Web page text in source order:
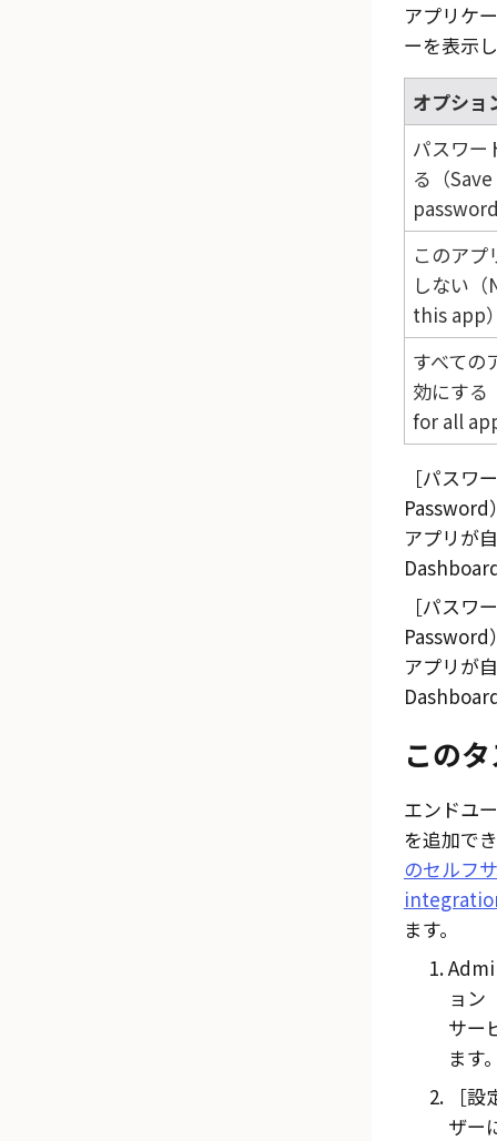
アプリケ
ーを表示
オプショ
パスワー
る（Save
このアプ
しない
this app
すべての
効にする
for all
パスワ
Password
アプリが
パスワ
Password
アプリが
この
エンドユ
を追加で
のセルフ
ます。
ョン
サー
ます
設
ザー